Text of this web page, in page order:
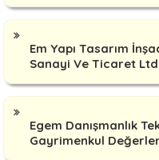
Em Yapı Tasarım
Sanayi Ve Ticaret
Egem Danışmanlık
Gayrimenkul